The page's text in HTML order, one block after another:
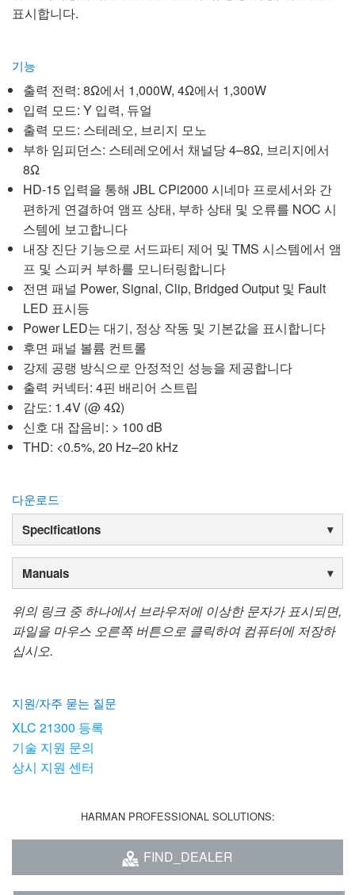
표시합니다.
기능
출력 전력: 8Ω에서 1,000W, 4Ω에서 1,300W
입력 모드: Y 입력, 듀얼
출력 모드: 스테레오, 브리지 모노
부하 임피던스: 스테레오에서 채널당 4–8Ω, 브리지에서
8Ω
HD-15 입력을 통해 JBL CPi2000 시네마 프로세서와 간
편하게 연결하여 앰프 상태, 부하 상태 및 오류를 NOC 시
스템에 보고합니다
내장 진단 기능으로 서드파티 제어 및 TMS 시스템에서 앰
프 및 스피커 부하를 모니터링합니다
전면 패널 Power, Signal, Clip, Bridged Output 및 Fault
LED 표시등
Power LED는 대기, 정상 작동 및 기본값을 표시합니다
후면 패널 볼륨 컨트롤
강제 공랭 방식으로 안정적인 성능을 제공합니다
출력 커넥터: 4핀 배리어 스트립
감도: 1.4V (@ 4Ω)
신호 대 잡음비: > 100 dB
THD: <0.5%, 20 Hz–20 kHz
다운로드
Specifications
Manuals
위의 링크 중 하나에서 브라우저에 이상한 문자가 표시되면,
파일을 마우스 오른쪽 버튼으로 클릭하여 컴퓨터에 저장하
십시오.
지원/자주 묻는 질문
XLC 21300 등록
기술 지원 문의
상시 지원 센터
HARMAN PROFESSIONAL SOLUTIONS:
FIND_DEALER